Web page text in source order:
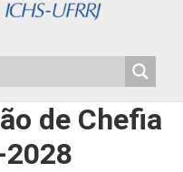
de Chefia